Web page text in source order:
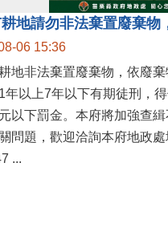
地請勿非法棄置廢棄物
06 15:36
地非法棄置廢棄物，依廢
年以上7年以下有期徒刑，
以下罰金。本府將加強查
問題，歡迎洽詢本府地政